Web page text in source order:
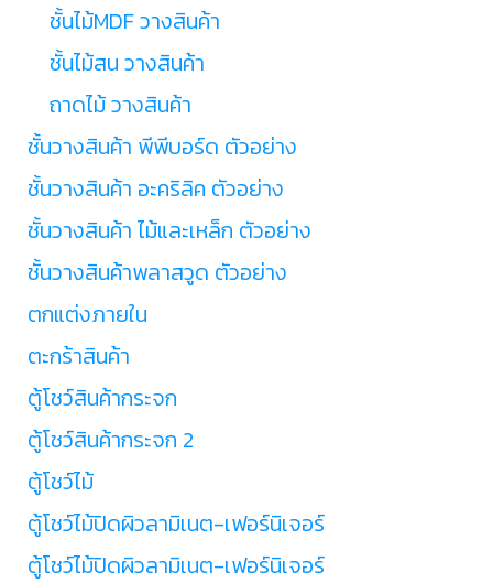
ชั้นไม้MDF วางสินค้า
ชั้นไม้สน วางสินค้า
ถาดไม้ วางสินค้า
ชั้นวางสินค้า พีพีบอร์ด ตัวอย่าง
ชั้นวางสินค้า อะคริลิค ตัวอย่าง
ชั้นวางสินค้า ไม้และเหล็ก ตัวอย่าง
ชั้นวางสินค้าพลาสวูด ตัวอย่าง
ตกแต่งภายใน
ตะกร้าสินค้า
ตู้โชว์สินค้ากระจก
ตู้โชว์สินค้ากระจก 2
ตู้โชว์ไม้
ตู้โชว์ไม้ปิดผิวลามิเนต-เฟอร์นิเจอร์
ตู้โชว์ไม้ปิดผิวลามิเนต-เฟอร์นิเจอร์